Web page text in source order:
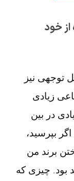
خود
توجهی نیز
زیادی
در بین
بپرسید،
برند من
بود. چیزی که